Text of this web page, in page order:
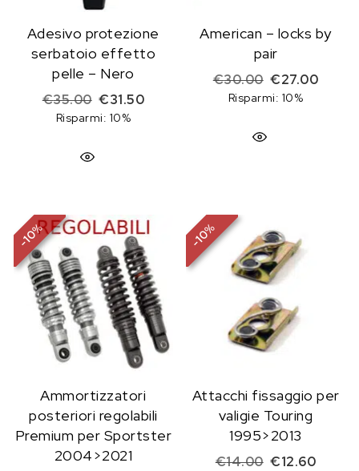
Adesivo protezione
serbatoio effetto
pelle – Nero
€35.00 Il prezzo originale era: €35.00.
€31.50Il prezzo attuale è: €31.50.
Risparmi: 10%
American – locks by
pair
€30.00 Il prezzo
€27.00Il
Risparmi: 10%
-
10
%
Ammortizzatori
posteriori regolabili
Premium per Sportster
2004>2021
-
10
%
Attacchi fissaggio per
valigie Touring
1995>2013
€14.00 Il prezzo
€12.60Il